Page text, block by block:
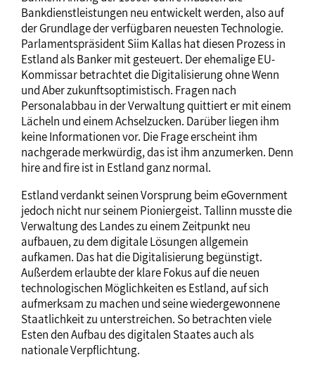
Bankdienstleistungen neu entwickelt werden, also auf
der Grundlage der verfügbaren neuesten Technologie.
Parlamentspräsident Siim Kallas hat diesen Prozess in
Estland als Banker mit gesteuert. Der ehemalige EU-
Kommissar betrachtet die Digitalisierung ohne Wenn
und Aber zukunftsoptimistisch. Fragen nach
Personalabbau in der Verwaltung quittiert er mit einem
Lächeln und einem Achselzucken. Darüber liegen ihm
keine Informationen vor. Die Frage erscheint ihm
nachgerade merkwürdig, das ist ihm anzumerken. Denn
hire and fire ist in Estland ganz normal.
Estland verdankt seinen Vorsprung beim eGovernment
jedoch nicht nur seinem Pioniergeist. Tallinn musste die
Verwaltung des Landes zu einem Zeitpunkt neu
aufbauen, zu dem digitale Lösungen allgemein
aufkamen. Das hat die Digitalisierung begünstigt.
Außerdem erlaubte der klare Fokus auf die neuen
technologischen Möglichkeiten es Estland, auf sich
aufmerksam zu machen und seine wiedergewonnene
Staatlichkeit zu unterstreichen. So betrachten viele
Esten den Aufbau des digitalen Staates auch als
nationale Verpflichtung.